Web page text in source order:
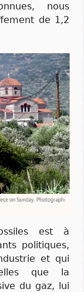
nous
de 1,2
est à
politiques,
et qui
que la
du gaz, lui